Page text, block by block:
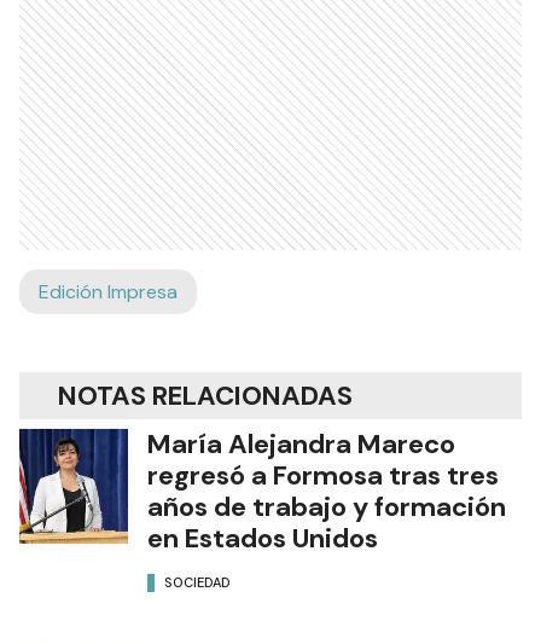
Edición Impresa
NOTAS RELACIONADAS
María Alejandra Mareco
regresó a Formosa tras tres
años de trabajo y formación
en Estados Unidos
SOCIEDAD